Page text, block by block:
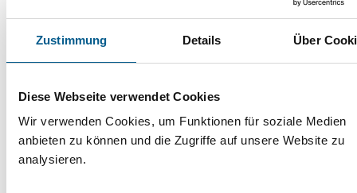
Zustimmung Details Über
Diese Webseite verwendet Cookies
Wir verwenden Cookies, um Funktionen für soziale Medien
anbieten zu können und die Zugriffe auf unsere Website zu
analysieren.
Mehrgenerationenhäuser in
Niedersachsen
Kartenansicht
zur Liste mit allen Adressen wechseln